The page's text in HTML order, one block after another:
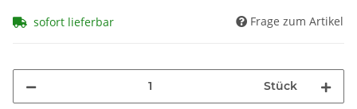
sofort lieferbar Frage zum Artikel
Stück